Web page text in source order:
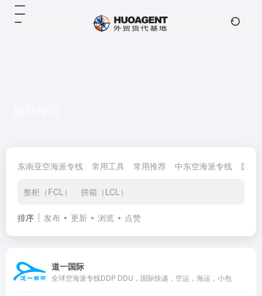
东南亚空海派专线 常用工具 常用推荐 中东空海派专线 国际
整柜（FCL） 拼箱（LCL）
排序 发布 更新 浏览 点赞
道一国际
全球空海派专线DDP DDU，国际快递，空运，海运，小包